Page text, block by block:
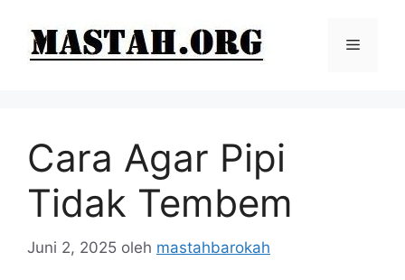
Menu
Cara Agar Pipi
Tidak Tembem
Juni 2, 2025 oleh mastahbarokah